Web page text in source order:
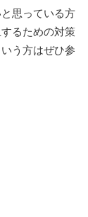
思っている方
るための対策
う方はぜひ参